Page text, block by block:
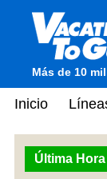
Más de 10
Inicio
Última Hora